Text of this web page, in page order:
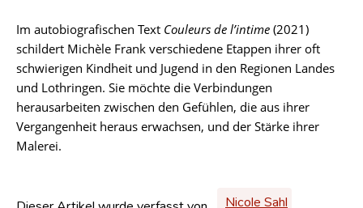
Im autobiografischen Text Couleurs de l’intime (2021)
schildert Michèle Frank verschiedene Etappen ihrer oft
schwierigen Kindheit und Jugend in den Regionen Landes
und Lothringen. Sie möchte die Verbindungen
herausarbeiten zwischen den Gefühlen, die aus ihrer
Vergangenheit heraus erwachsen, und der Stärke ihrer
Malerei.
Nicole Sahl